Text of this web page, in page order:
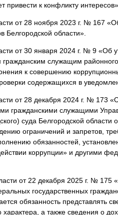
привести к конфликту
от 28 ноября 2023 г. № 167
Белгородской области».
от 30 января 2024 г. № 9 «Об
служащим районного
к совершению
содержащихся в
от 28 декабря 2024 г. № 173
гражданскими служащими
суда Белгородской области о
ограничений и запретов,
обязанностей,
коррупции» и другими
от 22 декабря 2025 г. № 175
государственных
обязанность представлять
а также сведения о